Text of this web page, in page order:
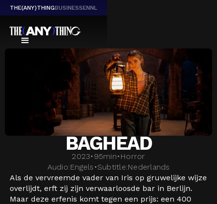
THE(ANY)THINGBUSINESSENNL
BAGHEAD
2023• 95min• Horror
Audio:Engels •Subtitle:Nederlands
Als de vervreemde vader van Iris op gruwelijke wijze
overlijdt, erft zij zijn verwaarloosde bar in Berlijn.
Maar deze erfenis komt tegen een prijs: een 400